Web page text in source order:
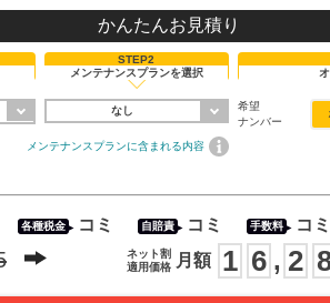
かんたんお見積り
STEP2
メンテナンスプランを選択
なし
メンテナンスプランに含まれる内容
希望
ナンバー
各種税金 コミ 自賠責 コミ 手数料 コミ
ネット割
適用価格
月額 1 6 , 2